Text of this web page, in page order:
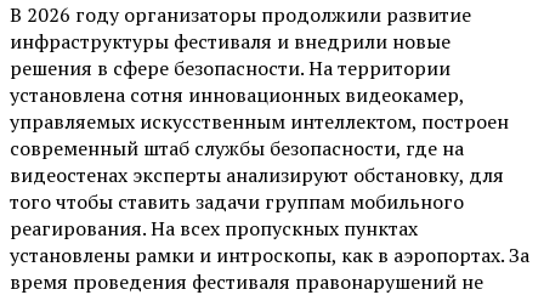
В 2026 году организаторы продолжили развитие
инфраструктуры фестиваля и внедрили новые
решения в сфере безопасности. На территории
установлена сотня инновационных видеокамер,
управляемых искусственным интеллектом, построен
современный штаб службы безопасности, где на
видеостенах эксперты анализируют обстановку, для
того чтобы ставить задачи группам мобильного
реагирования. На всех пропускных пунктах
установлены рамки и интроскопы, как в аэропортах. За
время проведения фестиваля правонарушений не